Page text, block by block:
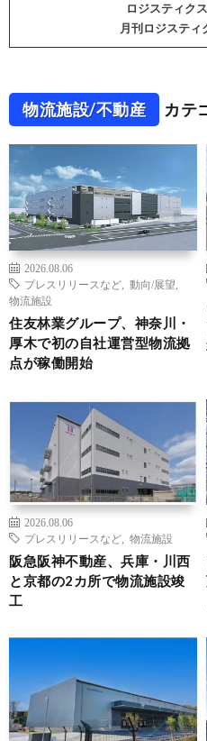
ロジスティク
月刊ロジスティ
物流施設/不動産 カテ
2026.08.06
プレスリリースなど
動向/展望
物流施設
住友林業グループ、神奈川・
厚木で初の自社運営型物流拠
点が稼働開始
2026.08.06
プレスリリースなど
物流施設
阪急阪神不動産、兵庫・川西
と京都の2カ所で物流施設竣
工